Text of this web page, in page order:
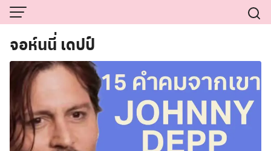
Skip
to
จอห์นนี่ เดปป์